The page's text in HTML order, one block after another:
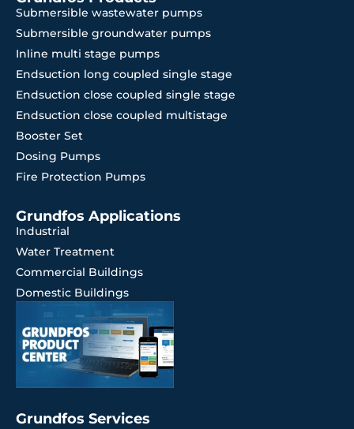
Submersible wastewater pumps
Submersible groundwater pumps
Inline multi stage pumps
Endsuction long coupled single stage
Endsuction close coupled single stage
Endsuction close coupled multistage
Booster Set
Dosing Pumps
Fire Protection Pumps
Grundfos Applications
Industrial
Water Treatment
Commercial Buildings
Domestic Buildings
Grundfos Services